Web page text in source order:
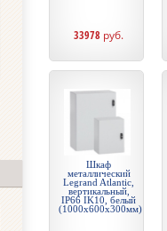
33978 руб.
Шкаф
металлический
Legrand Atlantic,
вертикальный,
IP66 IK10, белый
(1000x600x300мм)